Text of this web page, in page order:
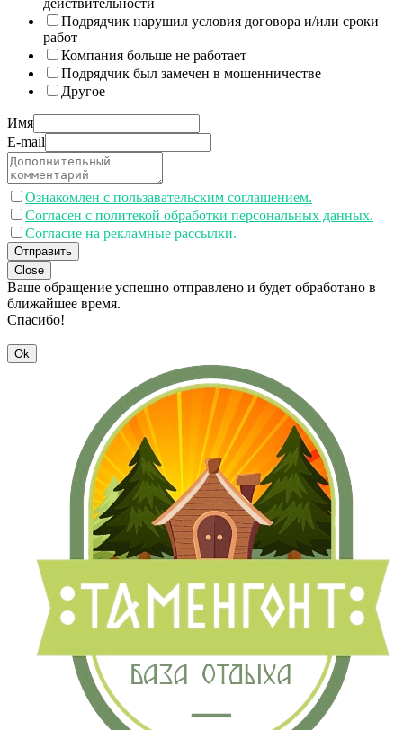
действительности
Подрядчик нарушил условия договора и/или сроки
работ
Компания больше не работает
Подрядчик был замечен в мошенничестве
Другое
Имя
E-mail
Ознакомлен с пользавательским соглашением.
Согласен с политекой обработки персональных данных.
Согласие на рекламные рассылки.
Отправить
Close
Ваше обращение успешно отправлено и будет обработано в
ближайшее время.
Спасибо!
Ok